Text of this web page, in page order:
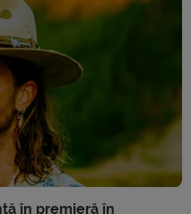
în premieră în